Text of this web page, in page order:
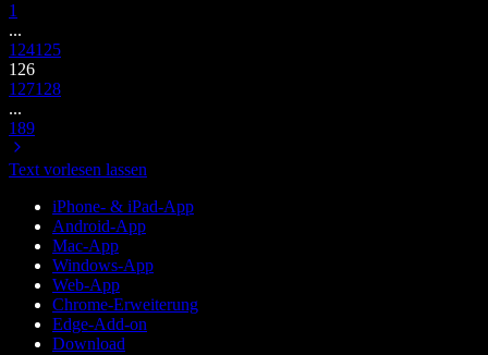
1
...
124125
126
127128
...
189
Text vorlesen lassen
iPhone- & iPad-App
Android-App
Mac-App
Windows-App
Web-App
Chrome-Erweiterung
Edge-Add-on
Download